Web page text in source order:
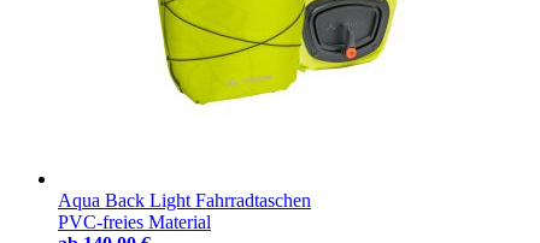
Aqua Back Light Fahrradtaschen
PVC-freies Material